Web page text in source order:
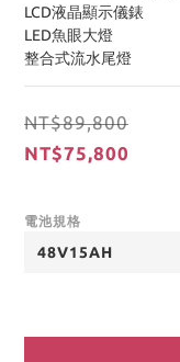
LCD液晶顯示儀錶
LED魚眼大燈
整合式流水尾燈
NT$89,800
NT$75,800
電池規格